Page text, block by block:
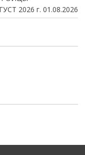
2026 г. 01.08.2026